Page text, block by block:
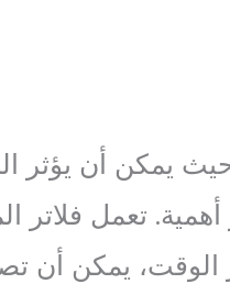
يمكن أن يؤثر
تعمل فلاتر
الوقت، يمكن أن